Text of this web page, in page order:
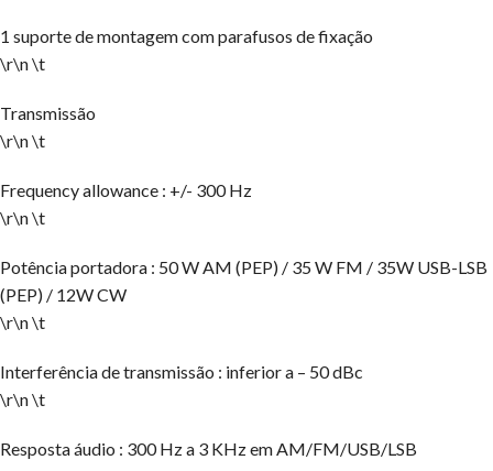
1 suporte de montagem com parafusos de fixação
\r\n \t
Transmissão
\r\n \t
Frequency allowance : +/- 300 Hz
\r\n \t
Potência portadora : 50 W AM (PEP) / 35 W FM / 35W USB-LSB
(PEP) / 12W CW
\r\n \t
Interferência de transmissão : inferior a – 50 dBc
\r\n \t
Resposta áudio : 300 Hz a 3 KHz em AM/FM/USB/LSB